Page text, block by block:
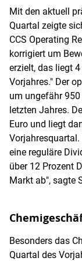
Mit den aktuell
Quartal zeigte
CCS Operating
korrigiert um
erzielt, das liegt
Vorjahres." Der
um ungefähr
letzten Jahres.
Euro und liegt
eine reguläre
über 12 Prozent
Markt ab", sagte
Besonders das
Quartal des